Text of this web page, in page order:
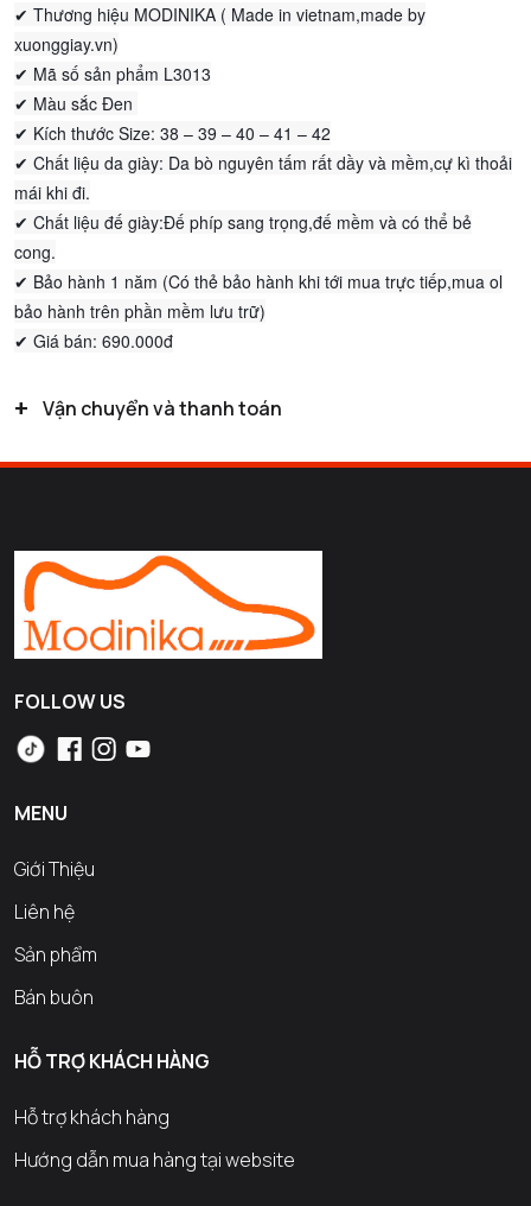
✔ Thương hiệu MODINIKA ( Made in vietnam,made by
xuonggiay.vn)
✔ Mã số sản phẩm L3013
✔ Màu sắc Đen
✔ Kích thước Size: 38 – 39 – 40 – 41 – 42
✔ Chất liệu da giày: Da bò nguyên tấm rất dầy và mềm,cự kì thoải
mái khi đi.
✔ Chất liệu đế giày:Đế phíp sang trọng,đế mềm và có thể bẻ
cong.
✔ Bảo hành 1 năm (Có thẻ bảo hành khi tới mua trực tiếp,mua ol
bảo hành trên phần mềm lưu trữ)
✔ Giá bán: 690.000đ
+ Vận chuyển và thanh toán
FOLLOW US
MENU
Giới Thiệu
Liên hệ
Sản phẩm
Bán buôn
HỖ TRỢ KHÁCH HÀNG
Hỗ trợ khách hàng
Hướng dẫn mua hàng tại website